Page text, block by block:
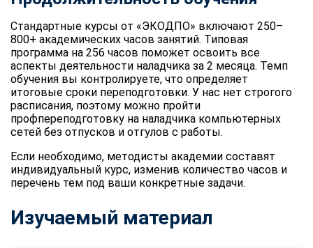
Стандартные курсы от «ЭКОДПО» включают 250–
800+ академических часов занятий. Типовая
программа на 256 часов поможет освоить все
аспекты деятельности наладчика за 2 месяца. Темп
обучения вы контролируете, что определяет
итоговые сроки переподготовки. У нас нет строгого
расписания, поэтому можно пройти
профпереподготовку на наладчика компьютерных
сетей без отпусков и отгулов с работы.
Если необходимо, методисты академии составят
индивидуальный курс, изменив количество часов и
перечень тем под ваши конкретные задачи.
Изучаемый материал